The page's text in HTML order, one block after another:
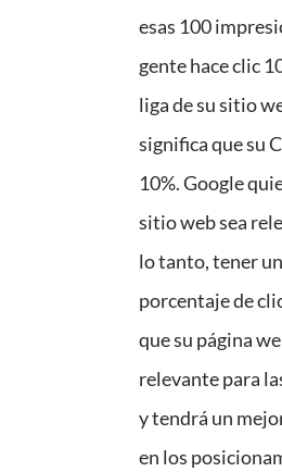
esas 100
gente hace clic
liga de su sitio
significa que su
10%. Google
sitio web sea
lo tanto, tener
porcentaje de
que su página
relevante para
y tendrá un
en los